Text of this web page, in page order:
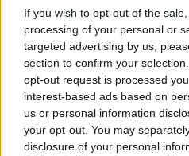
If you wish to opt-out of the
processing of your personal or
targeted advertising by us,
section to confirm your
opt-out request is processed
interest-based ads based on
us or personal information
your opt-out. You may
disclosure of your personal
Minka 11. rész
T. szereti a